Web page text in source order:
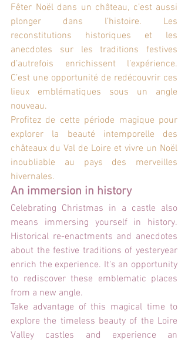
Fêter Noël dans un château, c’est aussi
plonger dans l’histoire. Les
reconstitutions historiques et les
anecdotes sur les traditions festives
d’autrefois enrichissent l’expérience.
C’est une opportunité de redécouvrir ces
lieux emblématiques sous un angle
nouveau.
Profitez de cette période magique pour
explorer la beauté intemporelle des
châteaux du Val de Loire et vivre un Noël
inoubliable au pays des merveilles
hivernales.
An immersion in history
Celebrating Christmas in a castle also
means immersing yourself in history.
Historical re-enactments and anecdotes
about the festive traditions of yesteryear
enrich the experience. It's an opportunity
to rediscover these emblematic places
from a new angle.
Take advantage of this magical time to
explore the timeless beauty of the Loire
Valley castles and experience an